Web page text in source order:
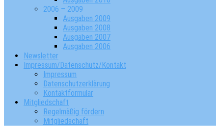
2006 – 2009
Ausgaben 2009
Ausgaben 2008
Ausgaben 2007
Ausgaben 2006
Newsletter
Impressum/Datenschutz/Kontakt
Impressum
Datenschutzerklärung
Kontaktformular
Mitgliedschaft
Regelmäßig fördern
Mitgliedschaft